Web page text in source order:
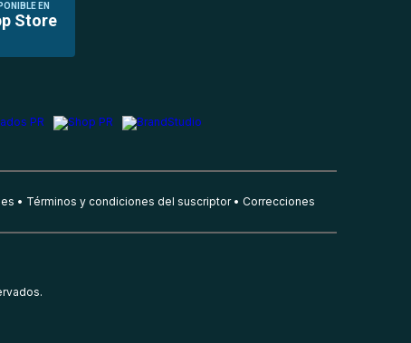
EN
Store
Términos y condiciones del suscriptor Correcciones